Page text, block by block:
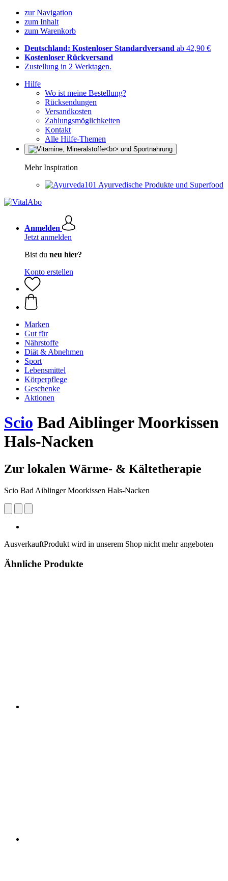
zur Navigation
zum Inhalt
zum Warenkorb
Deutschland: Kostenloser Standardversand ab 42,90 €
Kostenloser Rückversand
Zustellung in 2 Werktagen.
Hilfe
Wo ist meine Bestellung?
Rücksendungen
Versandkosten
Zahlungsmöglichkeiten
Kontakt
Alle Hilfe-Themen
Mehr Inspiration
Ayurvedische Produkte und Superfood
Anmelden
Jetzt anmelden
Bist du neu hier?
Konto erstellen
Marken
Gut für
Nährstoffe
Diät & Abnehmen
Sport
Lebensmittel
Körperpflege
Geschenke
Aktionen
Scio Bad Aiblinger Moorkissen
Hals-Nacken
Zur lokalen Wärme- & Kältetherapie
Scio Bad Aiblinger Moorkissen Hals-Nacken
AusverkauftProdukt wird in unserem Shop nicht mehr angeboten
Ähnliche Produkte